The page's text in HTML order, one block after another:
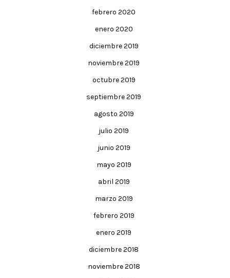
febrero 2020
enero 2020
diciembre 2019
noviembre 2019
octubre 2019
septiembre 2019
agosto 2019
julio 2019
junio 2019
mayo 2019
abril 2019
marzo 2019
febrero 2019
enero 2019
diciembre 2018
noviembre 2018